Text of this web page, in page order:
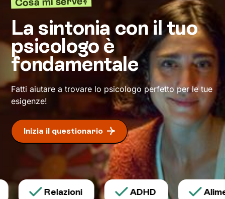
definiscono ma di cui non sei ancora
pienamente cosciente.
Questo ti consentirà di riscoprire alcune tue
qualità che erano rimaste in secondo piano, e
di individuare risorse interiori che ti
permetteranno diesprimerti con modalità
nuove.
La sintonia con il tuo
psicologo è
fondamentale
Fatti aiutare a trovare lo psicologo perfetto per le tue
esigenze!
Inizia il questionario
Relazioni ADHD